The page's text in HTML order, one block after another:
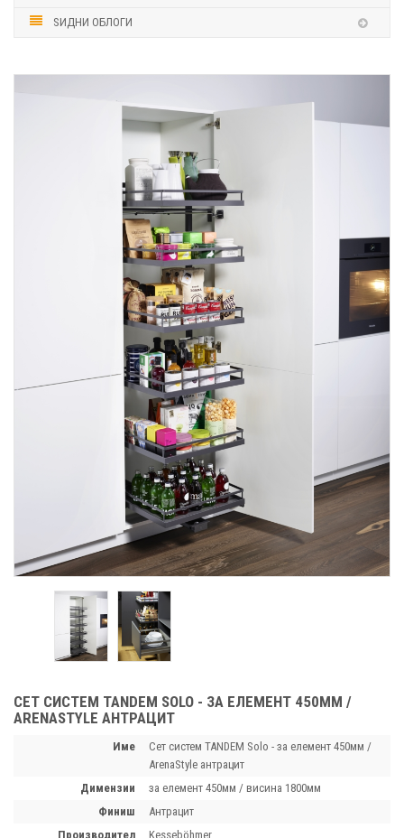
ЅИДНИ ОБЛОГИ
СЕТ СИСТЕМ TANDEM SOLO - ЗА ЕЛЕМЕНТ 450ММ /
ARENASTYLE АНТРАЦИТ
Име
Сет систем TANDEM Solo - за елемент 450мм /
ArenaStyle антрацит
димензии
за елемент 450мм / висина 1800мм
финиш
Антрацит
производител
Kesseböhmer